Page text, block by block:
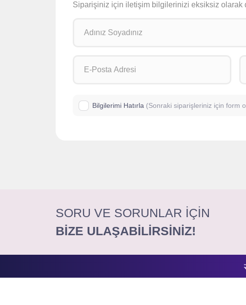
Siparişiniz için iletişim bilgilerinizi eksiksiz olarak
Bilgilerimi Hatırla (Sonraki siparişleriniz için form
SORU VE SORUNLAR İÇİN
BİZE ULAŞABİLİRSİNİZ!